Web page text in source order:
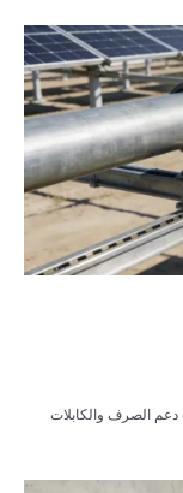
دعم الصرف والكابلات